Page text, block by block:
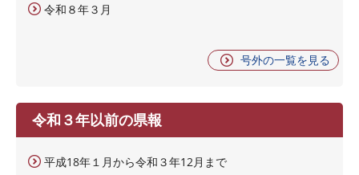
令和８年３月
号外の一覧を見る
令和３年以前の県報
平成18年１月から令和３年12月まで